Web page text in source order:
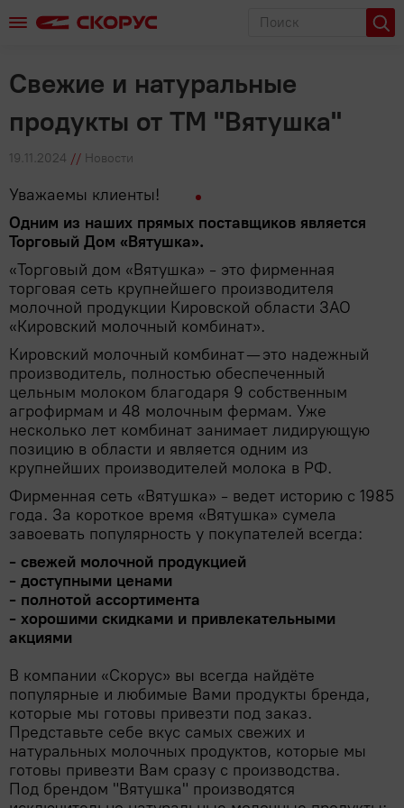
Каталог
Скидки %
Новинки
Пюре
Для животных
Замороженные продукты
Замороженное тесто
Замороженные овощи, смеси, грибы
Замороженные фрукты и ягоды
Пельмени, вареники
Полуфабрикаты
Фарш, полуфабрикаты из фарша
Колбасы, сосиски, деликатесы
Ветчина
Колбасы
Мясные деликатесы
Паштеты
Сосиски, сардельки
Холодец, шпик
Консервы, соленья
Готовые консервированные блюда
Мясные консервы
Овощные консервы
Рыбные консервы
Фруктовые и ягодные консервы
Макароны, крупы, мука, сахар
Для выпечки, десертов, напитков
Крупы, бобовые
Макароны, паста
Мука
Продукты быстрого приготовления
Сахар, соль
Хлопья, мюсли, отруби, сухие завтраки
Молоко, сыр, яйца, растительные продукты
Молоко
Молочная продукция КМК
Молочные напитки
Растительные продукты
Сгущенное молоко
Сливки
Сливочное масло, маргарин
Сметана
Сыры
Творог, йогурты, сырки
Мясо, птица
Мясо
Субпродукты
Шашлык, барбекю
Овощи, Фрукты, Орехи
Орехи, сухофрукты, семечки
Фрукты
Прочее
Бытовая химия, товары для дома
Рыба, икра, морепродукты
Икра
Крабовое мясо и палочки
Морепродукты
Морская капуста, салаты
Рыба
Сладости
Жвачки, драже
Зефир, мармелад, пастила
Карамель
Конфеты
Соки, вода, напитки
Вода
Газированные напитки
Квас
Соусы, специи, масло, майонез
Майонез
Чай, кофе
Личный кабинет
Доставка
О компании
О нас
Отзывы
Новости
Популярные вопросы
Поставщикам
Контакты
Поиск
Главная Новости Свежие и натуральные продукты от ТМ
Свежие и натуральные
продукты от ТМ "Вятушка"
19.11.2024 // Новости
Уважаемы клиенты!
Одним из наших прямых поставщиков является
Торговый Дом «Вятушка».
«Торговый дом «Вятушка» - это фирменная
торговая сеть крупнейшего производителя
молочной продукции Кировской области ЗАО
«Кировский молочный комбинат».
Кировский молочный комбинат — это надежный
производитель, полностью обеспеченный
цельным молоком благодаря 9 собственным
агрофирмам и 48 молочным фермам. Уже
несколько лет комбинат занимает лидирующую
позицию в области и является одним из
крупнейших производителей молока в РФ.
Фирменная сеть «Вятушка» - ведет историю с 1985
года. За короткое время «Вятушка» сумела
завоевать популярность у покупателей всегда:
- свежей молочной продукцией
- доступными ценами
- полнотой ассортимента
- хорошими скидками и привлекательными
акциями
В компании «Скорус» вы всегда найдёте
популярные и любимые Вами продукты бренда,
которые мы готовы привезти под заказ.
Представьте себе вкус самых свежих и
натуральных молочных продуктов, которые мы
готовы привезти Вам сразу с производства.
Под брендом "Вятушка" производятся